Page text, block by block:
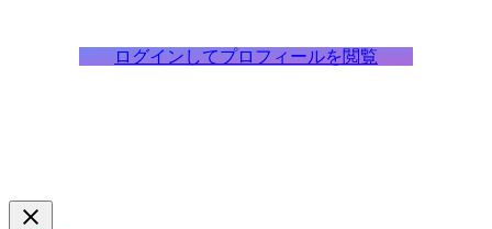
ログインしてプロフィールを閲覧